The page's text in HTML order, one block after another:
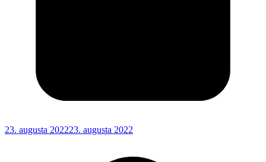
23. augusta 202223. augusta 2022